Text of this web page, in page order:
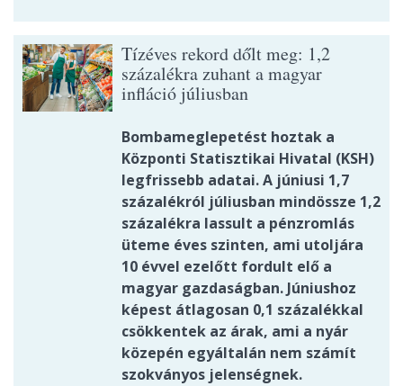
Tízéves rekord dőlt meg: 1,2
százalékra zuhant a magyar
infláció júliusban
Bombameglepetést hoztak a
Központi Statisztikai Hivatal (KSH)
legfrissebb adatai. A júniusi 1,7
százalékról júliusban mindössze 1,2
százalékra lassult a pénzromlás
üteme éves szinten, ami utoljára
10 évvel ezelőtt fordult elő a
magyar gazdaságban. Júniushoz
képest átlagosan 0,1 százalékkal
csökkentek az árak, ami a nyár
közepén egyáltalán nem számít
szokványos jelenségnek.